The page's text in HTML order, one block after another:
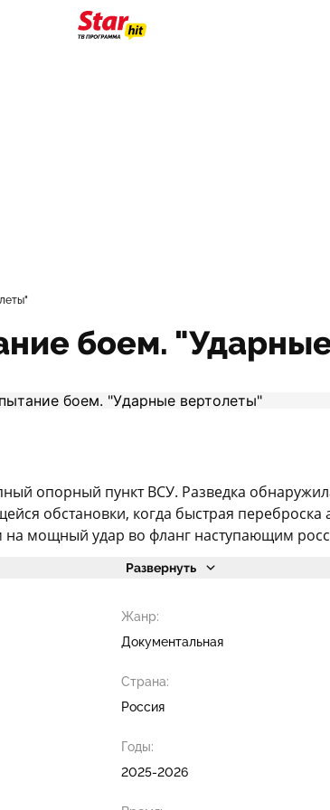
боем.
опорный пункт ВСУ. Разведка
обстановки, когда быстрая
мощный удар во фланг наступающим
Развернуть
Жанр:
Документальная
Страна:
Россия
Годы:
2025-2026